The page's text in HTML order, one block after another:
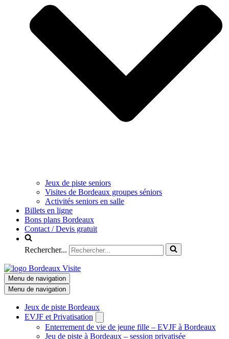
Jeux de piste seniors
Visites de Bordeaux groupes séniors
Activités seniors en salle
Billets en ligne
Bons plans Bordeaux
Contact / Devis gratuit
Rechercher...
Menu de navigation
Menu de navigation
Jeux de piste Bordeaux
EVJF et Privatisation
Enterrement de vie de jeune fille – EVJF à Bordeaux
Jeu de piste à Bordeaux – session privatisée